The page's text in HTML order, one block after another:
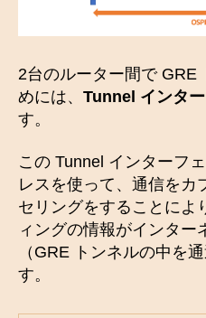
2台のルーター間で GRE
めには、 Tunnel インタ
す。
この Tunnel インターフ
レスを使って、通信をカ
セリングをすることによ
ィングの情報がインター
（GRE トンネルの中を
す。